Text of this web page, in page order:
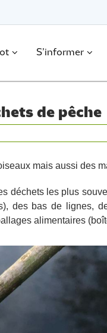
S’informer
de pêche
mais aussi des
déchets les plus
des bas de lignes,
alimentaires